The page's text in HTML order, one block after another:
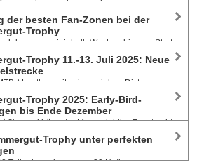
und angenehme
und sportliche
11. bis 13. Juli 2025 die 28. Auflage der
Trophy. Auf der Extremstrecke
der besten Fan-Zonen bei der
Trophy
knapp zweieinhalb Wochen bis zum Start
am 12. Juli 2025. Neben dem MTB-
zwischen 22 und 204 Kilometern, drei
wartet ein attraktives 3-
Startnummern noch bis 28. Juni.
Trophy 11.-13. Juli 2025: Neue
Marathon mit seinen sieben Distanzen
und den zwei Gravelkursen mit 22
Macher heuer eine neue Gravel-Strecke
Höhenmetern vorbereitet. Mehr als 1.000
angemeldet - reduzierte Startgebühren
Trophy 2025: Early-Bird-
bis Ende Dezember
und härtester Mountainbike-Event geht
28. Auflage. Sportler:innen können
Distanzen zwischen 22 und 210 Kilometer
Gravelmarathons und der
Trophy unter perfekten